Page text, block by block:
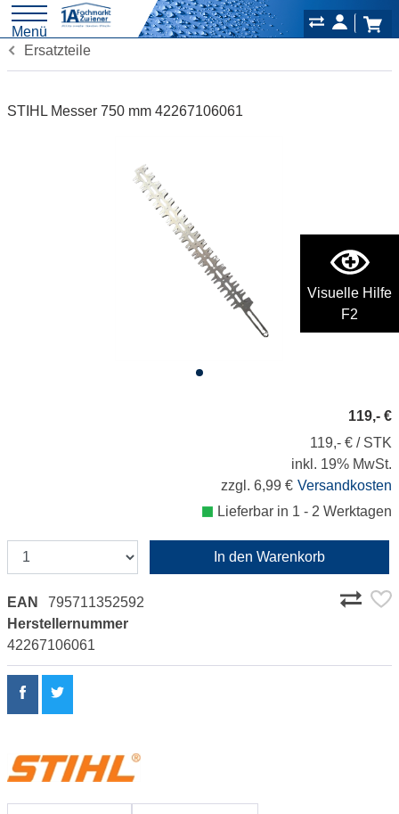
Visuelle Hilfe
F2
Menü
Ersatzteile
STIHL Messer 750 mm 42267106061
119,- €
119,- € / STK
inkl. 19% MwSt.
zzgl. 6,99 € Versandkosten
Lieferbar in 1 - 2 Werktagen
In den Warenkorb
EAN
795711352592
Herstellernummer
42267106061